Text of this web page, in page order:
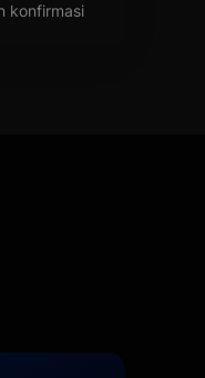
konfirmasi